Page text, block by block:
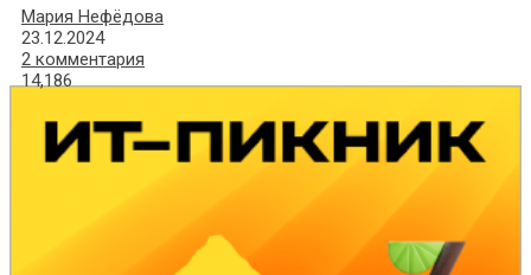
Мария Нефёдова
23.12.2024
2 комментария
14,186